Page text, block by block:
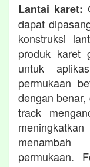
Lantai karet:
dapat
konstruksi
produk karet
untuk
permukaan
dengan
track
permukaan.